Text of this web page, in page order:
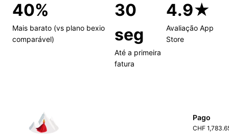
40%
Mais barato (vs plano bexio
comparável)
30
seg
Até a primeira
fatura
4.9★
Avaliação App
Store
Pago
CHF